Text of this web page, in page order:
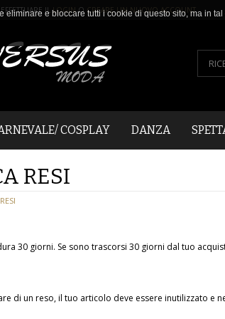
ILLOGINO CREARE UN NUOVO ACCOUNT.
COSPLAY DANZA
RESI
30 giorni. Se sono trascorsi 30 giorni dal tuo
di un reso, il tuo articolo deve essere inutilizzato e
eliminare e bloccare tutti i cookie di questo sito, ma in